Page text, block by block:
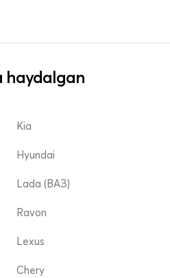
haydalgan
Kia
Hyundai
Lada (ВАЗ)
Ravon
Lexus
Chery